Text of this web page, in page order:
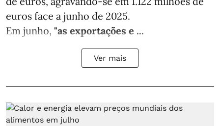
euros face a junho de 2025.
Em junho, "as exportações e ...
Ver mais